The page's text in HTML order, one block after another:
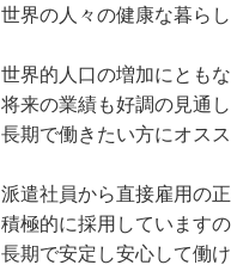
世界の人々の健康な暮ら
世界的人口の増加にとも
将来の業績も好調の見通し
長期で働きたい方にオス
派遣社員から直接雇用の
積極的に採用していますの
長期で安定し安心して働け